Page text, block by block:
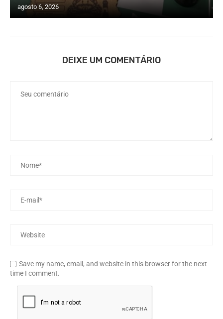
agosto 6, 2026
DEIXE UM COMENTÁRIO
Save my name, email, and website in this browser for the next
time I comment.